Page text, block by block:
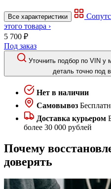
Все характеристики
этого товара ›
5 700 ₽
Под заказ
Уточнить подбор по VIN у
деталь точно под
Нет в наличии
Самовывоз
Доставка курьером
более 30 000 рублей
Почему
доверять